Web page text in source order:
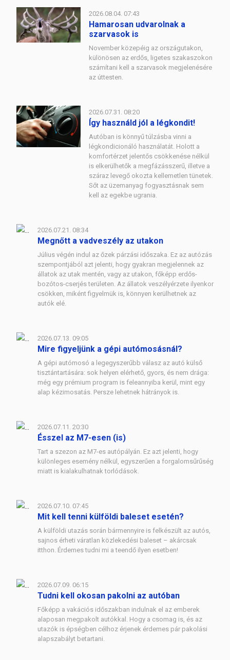
2026.08.04. 07:43
Hamarosan udvarolnak a
szarvasok is
November közepéig az országutakon,
különösen az erdős, ligetes szakaszokon
számítani kell a szarvasok megjelenésére
az úttesten.
2026.07.31. 08:20
Így használd jól a légkondit!
Autóban is könnyű túlzásba vinni a
légkondicionáló használatát. Holott a
komfortérzet jelentős csökkenése nélkül
is elkerülhetők a megfázásszerű, illetve a
száraz levegő okozta kellemetlen tünetek.
Sőt az üzemanyag fogyasztásnak sem
kell az egekbe ugrania.
2026.07.21. 08:34
Megnőtt a vadveszély az utakon
Július végén indul az őzek párzási időszaka. Ez az autózás
szempontjából azt jelenti, hogy gyakran megjelennek az
állatok az utak mentén, vagy az utakon, főképp erdős-
bozótos-cserjés területen. Az állatok veszélyérzete ilyenkor
csökken, miként figyelmük is, könnyen kerülhetnek az
autók elé.
2026.07.13. 09:05
Mire figyeljünk a gépi autómosásnál?
A gépi autómosó a legegyszerűbb válasz az autó külső
tisztántartására: sok helyen elérhető, gyors, és nem drága:
még egy prémium program is feleannyiba kerül, mint egy
alap kézimosatás. Persze lehetnek hátrányok is.
2026.07.11. 20:30
Ésszel az M7-esen (is)
Tart a szezon az M7-es autópályán. Ez azt jelenti, hogy
különleges esemény nélkül, egyszerűen a forgalomsűrűség
miatt is kialakulhatnak torlódások.
2026.07.10. 07:45
Mit kell tenni külföldi baleset esetén?
A külföldi utazás során bármennyire is felkészült az autós,
sajnos érheti váratlan közlekedési baleset – akárcsak
itthon. Érdemes tudni mi a teendő ilyen esetben!
2026.07.09. 06:15
Tudni kell okosan pakolni az autóban
Főképp a vakációs időszakban indulnak el az emberek
alaposan megpakolt autókkal. Hogy a csomag is, és az
utazók is épségben célhoz érjenek érdemes pár pakolási
alapszabályt betartani.